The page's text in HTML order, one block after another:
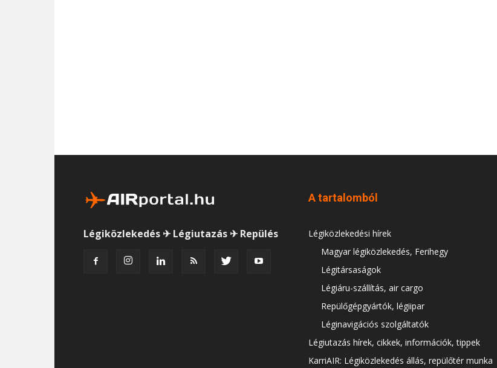
Légiközlekedés ✈ Légiutazás ✈ Repülés
A tartalomból
Légiközlekedési hírek
Magyar légiközlekedés, Ferihegy
Légitársaságok
Légiáru-szállítás, air cargo
Repülőgépgyártók, légiipar
Léginavigációs szolgáltatók
Légiutazás hírek, cikkek, információk, tippek
KarriAIR: Légiközlekedés állás, repülőtér munka